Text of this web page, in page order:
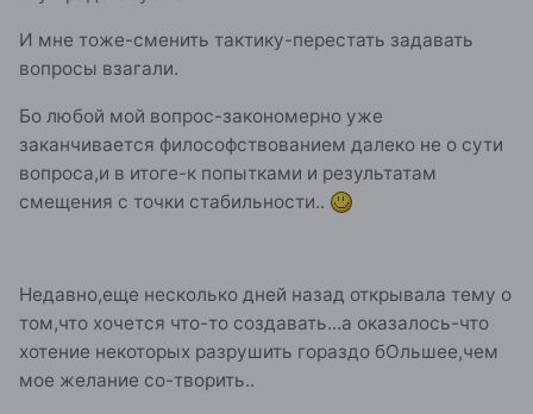
И мне тоже-сменить тактику-перестать задавать
вопросы взагали.
Бо любой мой вопрос-закономерно уже
заканчивается философствованием далеко не о сути
вопроса,и в итоге-к попытками и результатам
смещения с точки стабильности..
Недавно,еще несколько дней назад открывала тему о
том,что хочется что-то создавать...а оказалось-что
хотение некоторых разрушить гораздо бОльшее,чем
мое желание со-творить..